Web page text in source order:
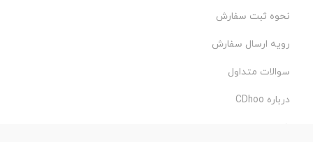
نحوه ثبت سفارش
رویه ارسال سفارش
سوالات متداول
درباره CDhoo